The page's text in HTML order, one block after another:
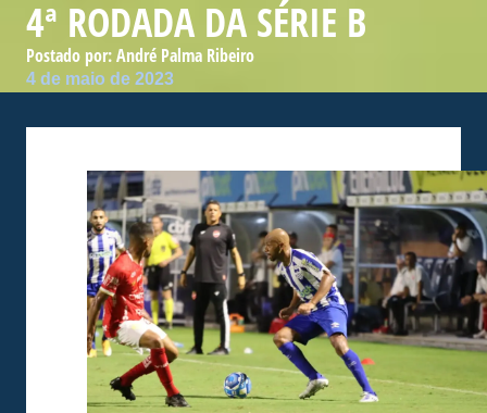
4ª RODADA DA SÉRIE B
Postado por:André Palma Ribeiro
4 de maio de 2023